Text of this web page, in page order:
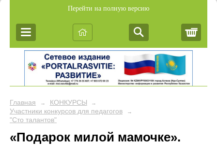
Перейти на полную версию
Главная → КОНКУРСЫ →
Участники конкурсов для педагогов →
"Сто талантов"
«Подарок милой мамочке».